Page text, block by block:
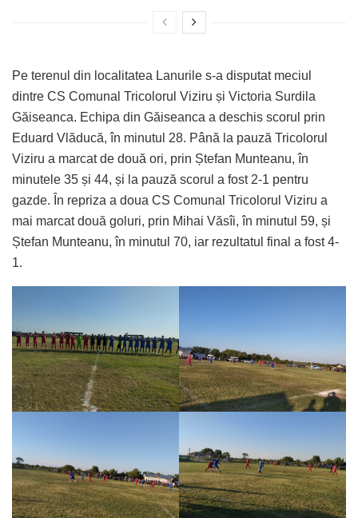
Pe terenul din localitatea Lanurile s-a disputat meciul
dintre CS Comunal Tricolorul Viziru și Victoria Surdila
Găiseanca. Echipa din Găiseanca a deschis scorul prin
Eduard Vlăducă, în minutul 28. Până la pauză Tricolorul
Viziru a marcat de două ori, prin Ștefan Munteanu, în
minutele 35 și 44, și la pauză scorul a fost 2-1 pentru
gazde. În repriza a doua CS Comunal Tricolorul Viziru a
mai marcat două goluri, prin Mihai Văsîi, în minutul 59, și
Ștefan Munteanu, în minutul 70, iar rezultatul final a fost 4-
1.